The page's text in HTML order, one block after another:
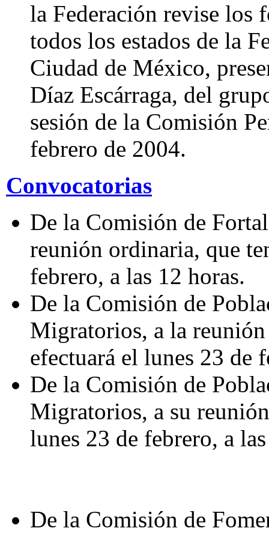
la Federación revise los
todos los estados de la
Ciudad de México,
Díaz Escárraga, del
sesión de la Comisión
febrero de 2004.
Convocatorias
De la Comisión de
reunión ordinaria, que
febrero, a las 12 horas.
De la Comisión de
Migratorios, a la
efectuará el lunes 23 de
De la Comisión de
Migratorios, a su
lunes 23 de febrero, a
De la Comisión de